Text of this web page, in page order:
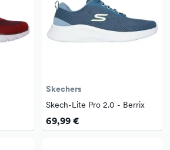
Skechers
Skech-Lite Pro 2.0 - Berrix
69,99 €